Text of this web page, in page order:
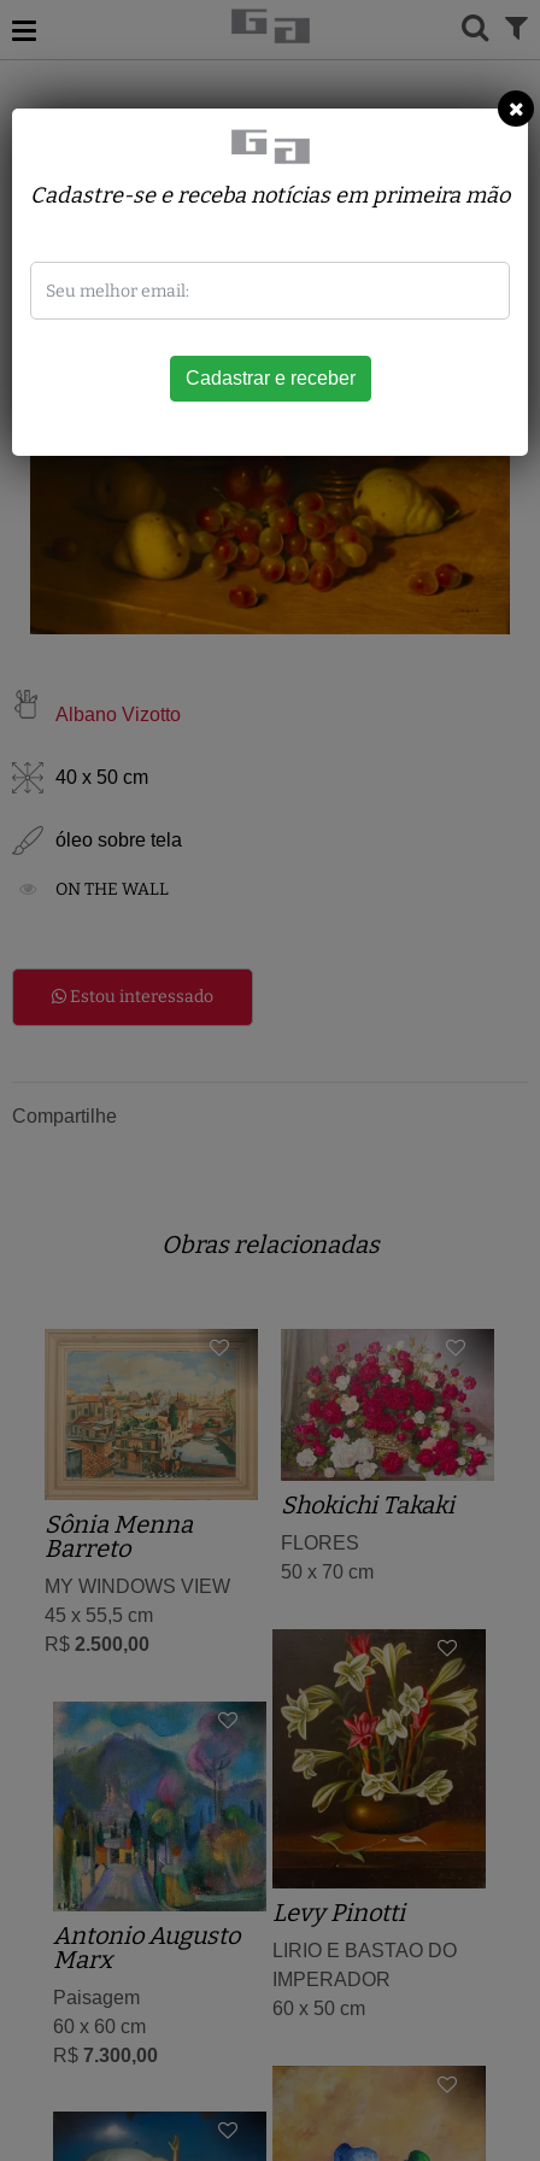
ALBANO VIZOTTO
FRUTAS E JARRA
Albano Vizotto
40 x 50 cm
óleo sobre tela
ON THE WALL
Estou interessado
Compartilhe
Obras relacionadas
Sônia Menna
Barreto
MY WINDOWS VIEW
45 x 55,5 cm
R$ 2.500,00
Shokichi Takaki
FLORES
50 x 70 cm
Levy Pinotti
LIRIO E BASTAO DO
IMPERADOR
60 x 50 cm
Antonio Augusto
Marx
Paisagem
60 x 60 cm
R$ 7.300,00
Cadastre-se e receba notícias em primeira mão